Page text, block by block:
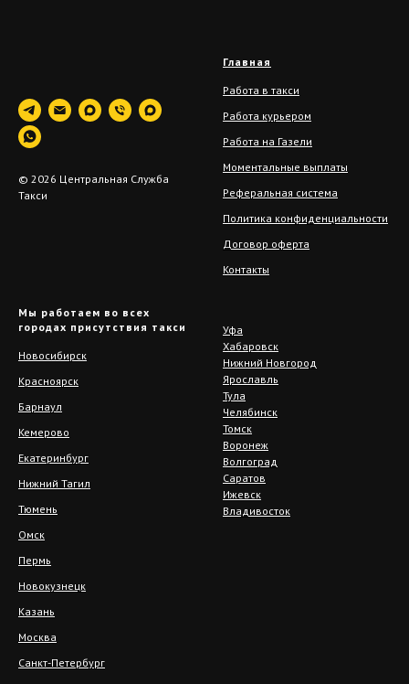
© 2026 Центральная Служба
Такси
Главная
Работа в такси
Работа курьером
Работа на Газели
Моментальные выплаты
Реферальная система
Политика конфиденциальности
Договор оферта
Контакты
Мы работаем во всех
городах присутствия такси
Новосибирск
Красноярск
Барнаул
Кемерово
Екатеринбург
Нижний Тагил
Тюмень
Омск
Пермь
Новокузнецк
Казань
Москва
Санкт-Петербург
Уфа
Хабаровск
Нижний Новгород
Ярославль
Тула
Челябинск
Томск
Воронеж
Волгоград
Саратов
Ижевск
Владивосток